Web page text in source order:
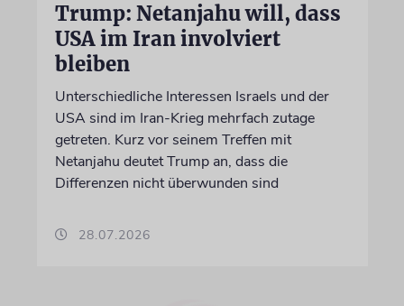
Trump: Netanjahu will, dass
USA im Iran involviert
bleiben
Unterschiedliche Interessen Israels und der
USA sind im Iran-Krieg mehrfach zutage
getreten. Kurz vor seinem Treffen mit
Netanjahu deutet Trump an, dass die
Differenzen nicht überwunden sind
28.07.2026